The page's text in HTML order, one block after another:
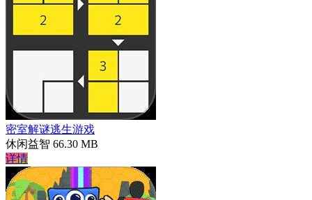
密室解谜逃生游戏
休闲益智 66.30 MB
详情